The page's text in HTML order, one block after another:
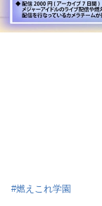
#燃えこれ学園